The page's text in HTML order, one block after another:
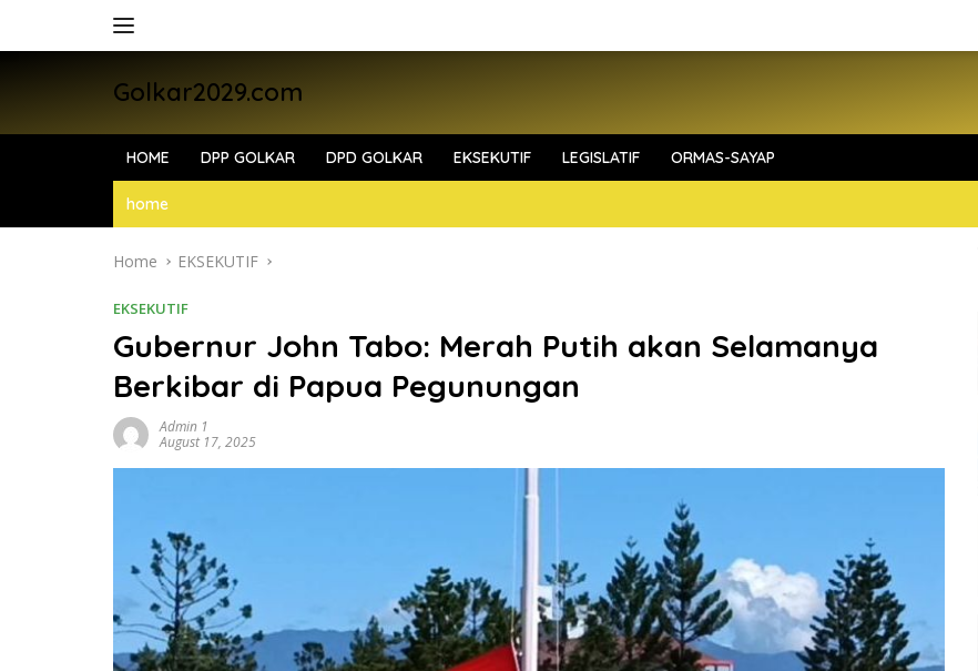
Golkar2029.com
HOME DPP GOLKAR DPD GOLKAR EKSEKUTIF LEGISLATIF ORMAS-SAYAP
home
Home EKSEKUTIF
EKSEKUTIF
Gubernur John Tabo: Merah Putih akan Selamanya
Berkibar di Papua Pegunungan
Admin 1
August 17, 2025